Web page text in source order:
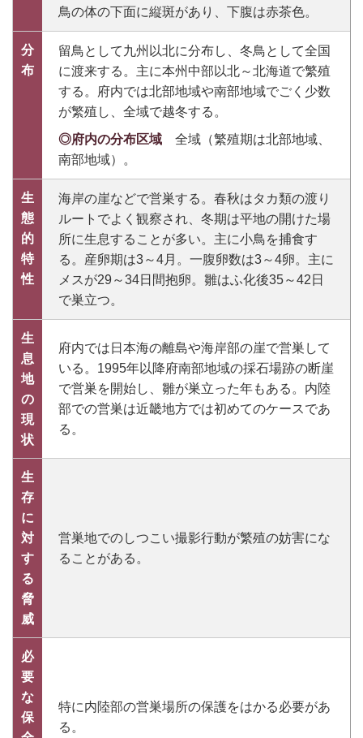
鳥の体の下面に縦斑があり、下腹は赤茶色。
分
布
留鳥として九州以北に分布し、冬鳥として全国
に渡来する。主に本州中部以北～北海道で繁殖
する。府内では北部地域や南部地域でごく少数
が繁殖し、全域で越冬する。
◎府内の分布区域 全域（繁殖期は北部地域、
南部地域）。
生
態
的
特
性
海岸の崖などで営巣する。春秋はタカ類の渡り
ルートでよく観察され、冬期は平地の開けた場
所に生息することが多い。主に小鳥を捕食す
る。産卵期は3～4月。一腹卵数は3～4卵。主に
メスが29～34日間抱卵。雛はふ化後35～42日
で巣立つ。
生
息
地
の
現
状
府内では日本海の離島や海岸部の崖で営巣して
いる。1995年以降府南部地域の採石場跡の断崖
で営巣を開始し、雛が巣立った年もある。内陸
部での営巣は近畿地方では初めてのケースであ
る。
生
存
に
対
す
る
脅
威
営巣地でのしつこい撮影行動が繁殖の妨害にな
ることがある。
必
要
な
保
特に内陸部の営巣場所の保護をはかる必要があ
る。